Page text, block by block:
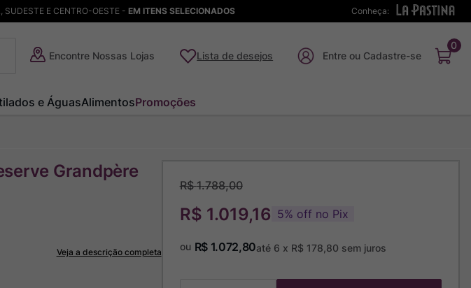
Conheça:
E CENTRO-OESTE - EM ITENS SELECIONADOS
Encontre Nossas Lojas Lista de desejos
0
e ÁguasAlimentosPromoções
Grandpère
Veja a descrição completa
R$ 1.788,00
R$ 1.019,16 5% off no Pix
ou R$ 1.072,80até 6 x R$ 178,80 sem juros